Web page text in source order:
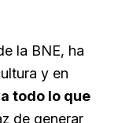
la BNE, ha
y en
todo lo que
de generar